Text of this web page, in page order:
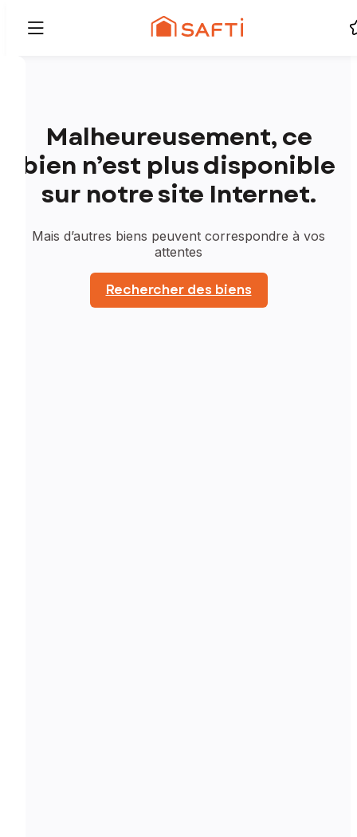
Malheureusement, ce
bien n’est plus disponible
sur notre site Internet.
Mais d’autres biens peuvent correspondre à vos
attentes
Rechercher des biens